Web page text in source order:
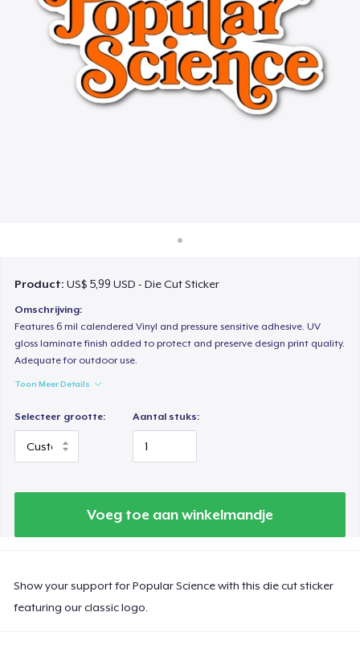
Verkoop overal
Verkoop alles
Product:US$ 5,99 USD - Die Cut Sticker
Omschrijving:
Features 6 mil calendered Vinyl and pressure sensitive adhesive. UV
gloss laminate finish added to protect and preserve design print quality.
Adequate for outdoor use.
Toon Meer Details
Selecteer grootte: Aantal stuks:
Voeg toe aan winkelmandje
Show your support for Popular Science with this die cut sticker
featuring our classic logo.